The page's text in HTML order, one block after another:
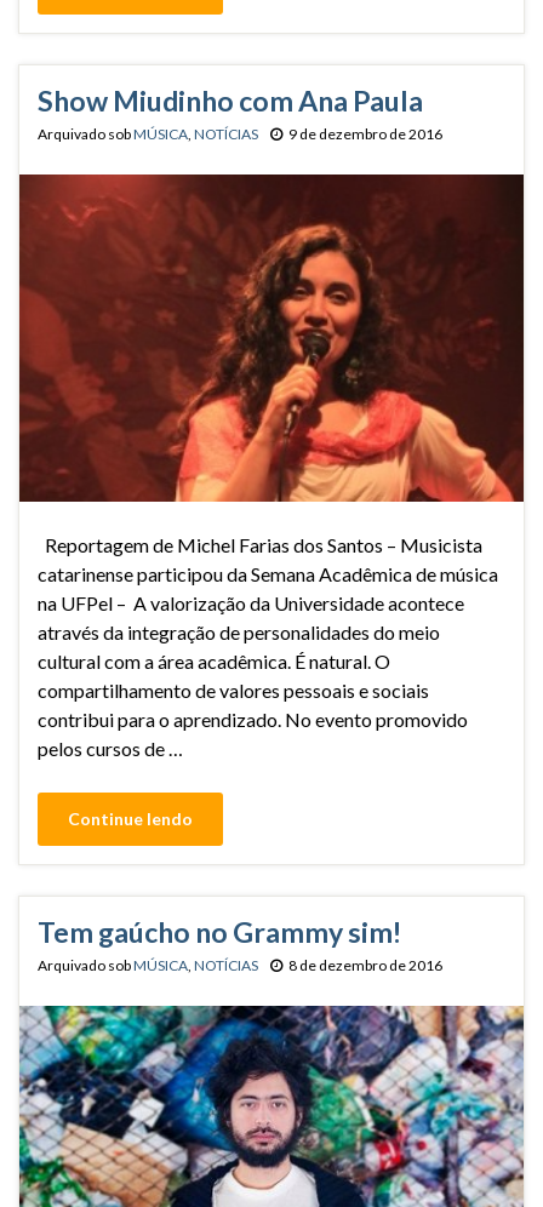
Show Miudinho com Ana Paula
Arquivado sobMÚSICA NOTÍCIAS 9 de dezembro de 2016
Reportagem de Michel Farias dos Santos – Musicista
catarinense participou da Semana Acadêmica de música
na UFPel – A valorização da Universidade acontece
através da integração de personalidades do meio
cultural com a área acadêmica. É natural. O
compartilhamento de valores pessoais e sociais
contribui para o aprendizado. No evento promovido
pelos cursos de …
Continue lendo
Tem gaúcho no Grammy sim!
Arquivado sobMÚSICA, NOTÍCIAS 8 de dezembro de 2016